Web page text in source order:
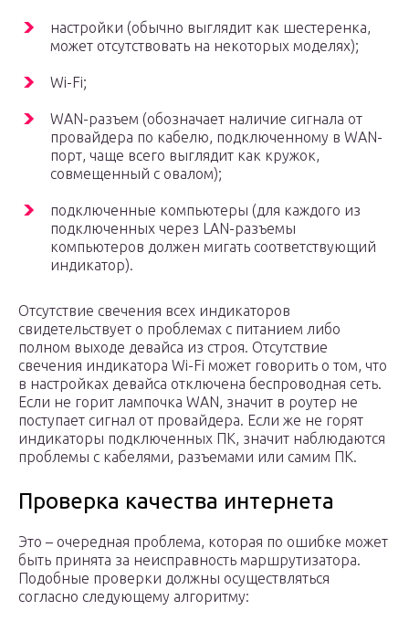
настройки (обычно выглядит как шестеренка,
может отсутствовать на некоторых моделях);
Wi-Fi;
WAN-разъем (обозначает наличие сигнала от
провайдера по кабелю, подключенному в WAN-
порт, чаще всего выглядит как кружок,
совмещенный с овалом);
подключенные компьютеры (для каждого из
подключенных через LAN-разъемы
компьютеров должен мигать соответствующий
индикатор).
Отсутствие свечения всех индикаторов
свидетельствует о проблемах с питанием либо
полном выходе девайса из строя. Отсутствие
свечения индикатора Wi-Fi может говорить о том, что
в настройках девайса отключена беспроводная сеть.
Если не горит лампочка WAN, значит в роутер не
поступает сигнал от провайдера. Если же не горят
индикаторы подключенных ПК, значит наблюдаются
проблемы с кабелями, разъемами или самим ПК.
Проверка качества интернета
Это – очередная проблема, которая по ошибке может
быть принята за неисправность маршрутизатора.
Подобные проверки должны осуществляться
согласно следующему алгоритму: